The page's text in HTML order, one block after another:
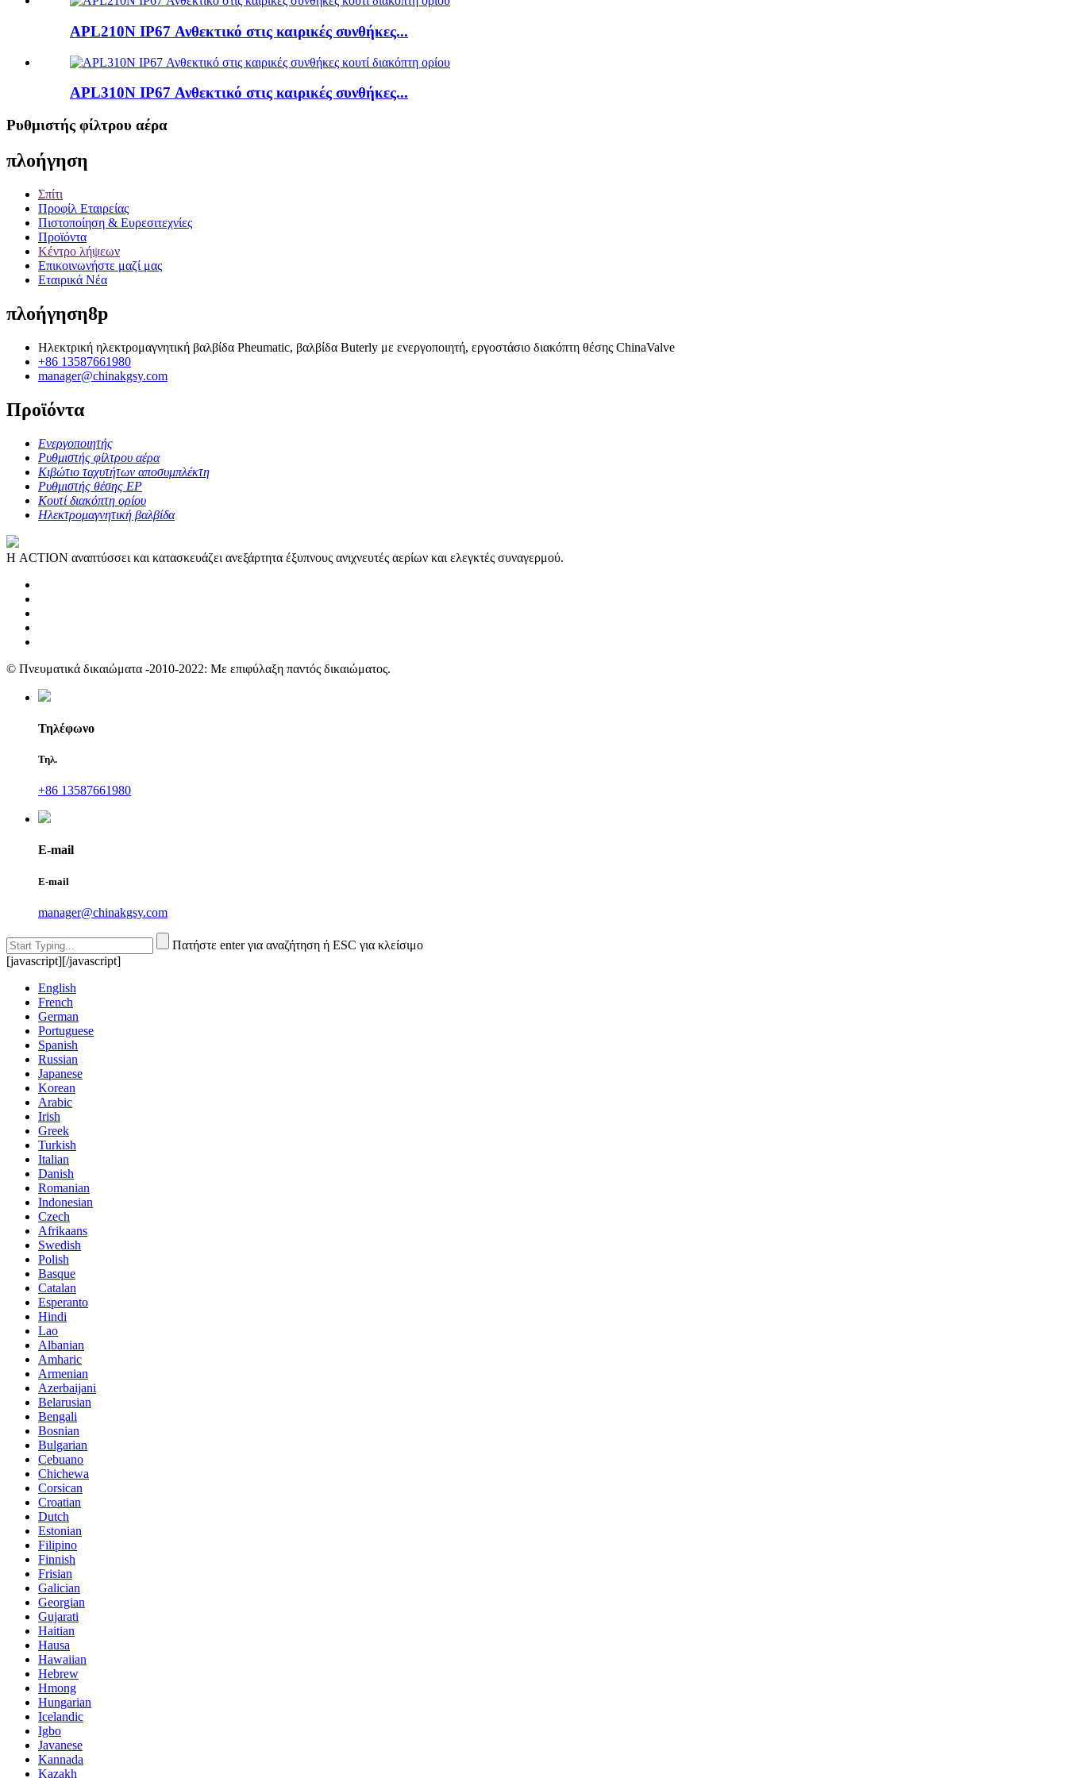
APL210N IP67 Ανθεκτικό στις καιρικές συνθήκες...
APL310N IP67 Ανθεκτικό στις καιρικές συνθήκες...
Ρυθμιστής φίλτρου αέρα
πλοήγηση
Σπίτι
Προφίλ Εταιρείας
Πιστοποίηση & Ευρεσιτεχνίες
Προϊόντα
Κέντρο λήψεων
Επικοινωνήστε μαζί μας
Εταιρικά Νέα
πλοήγηση8p
Ηλεκτρική ηλεκτρομαγνητική βαλβίδα Pheumatic, βαλβίδα Buterly με ενεργοποιητή, εργοστάσιο διακόπτη θέσης ChinaValve
+86 13587661980
manager@chinakgsy.com
Προϊόντα
Ενεργοποιητής
Ρυθμιστής φίλτρου αέρα
Κιβώτιο ταχυτήτων αποσυμπλέκτη
Ρυθμιστής θέσης EP
Κουτί διακόπτη ορίου
Ηλεκτρομαγνητική βαλβίδα
Η ACTION αναπτύσσει και κατασκευάζει ανεξάρτητα έξυπνους ανιχνευτές αερίων και ελεγκτές συναγερμού.
© Πνευματικά δικαιώματα -2010-2022: Με επιφύλαξη παντός δικαιώματος.
Τηλέφωνο
Τηλ.
+86 13587661980
E-mail
E-mail
manager@chinakgsy.com
Πατήστε enter για αναζήτηση ή ESC για κλείσιμο
[javascript][/javascript]
English
French
German
Portuguese
Spanish
Russian
Japanese
Korean
Arabic
Irish
Greek
Turkish
Italian
Danish
Romanian
Indonesian
Czech
Afrikaans
Swedish
Polish
Basque
Catalan
Esperanto
Hindi
Lao
Albanian
Amharic
Armenian
Azerbaijani
Belarusian
Bengali
Bosnian
Bulgarian
Cebuano
Chichewa
Corsican
Croatian
Dutch
Estonian
Filipino
Finnish
Frisian
Galician
Georgian
Gujarati
Haitian
Hausa
Hawaiian
Hebrew
Hmong
Hungarian
Icelandic
Igbo
Javanese
Kannada
Kazakh